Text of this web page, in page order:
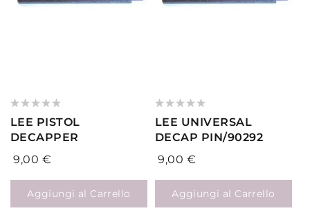
Valutazione:
LEE PISTOL
DECAPPER
9,00 €
Aggiungi al Carrello
Valutazione:
LEE UNIVERSAL
DECAP PIN/90292
9,00 €
Aggiungi al Carrello